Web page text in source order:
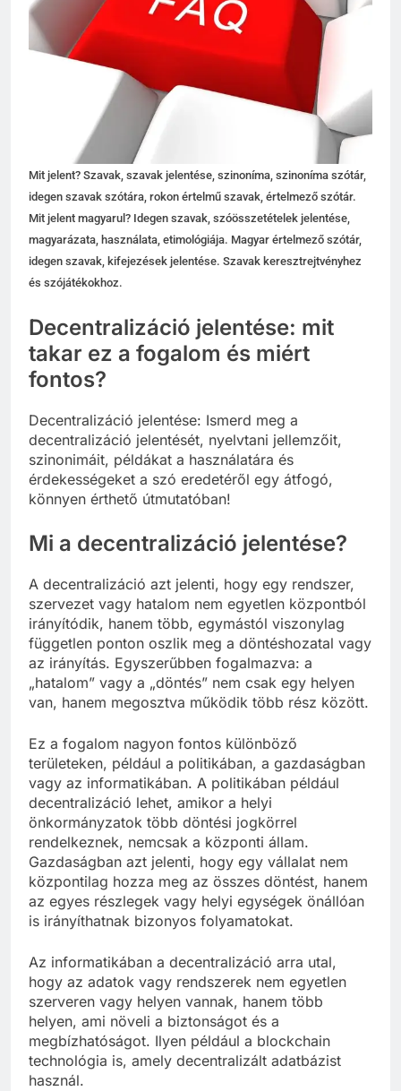
Mit jelent? Szavak, szavak jelentése, szinoníma, szinoníma szótár,
idegen szavak szótára, rokon értelmű szavak, értelmező szótár.
Mit jelent magyarul? Idegen szavak, szóösszetételek jelentése,
magyarázata, használata, etimológiája. Magyar értelmező szótár,
idegen szavak, kifejezések jelentése. Szavak keresztrejtvényhez
és szójátékokhoz.
Decentralizáció jelentése: mit
takar ez a fogalom és miért
fontos?
Decentralizáció jelentése: Ismerd meg a
decentralizáció jelentését, nyelvtani jellemzőit,
szinonimáit, példákat a használatára és
érdekességeket a szó eredetéről egy átfogó,
könnyen érthető útmutatóban!
Mi a decentralizáció jelentése?
A decentralizáció azt jelenti, hogy egy rendszer,
szervezet vagy hatalom nem egyetlen központból
irányítódik, hanem több, egymástól viszonylag
független ponton oszlik meg a döntéshozatal vagy
az irányítás. Egyszerűbben fogalmazva: a
„hatalom” vagy a „döntés” nem csak egy helyen
van, hanem megosztva működik több rész között.
Ez a fogalom nagyon fontos különböző
területeken, például a politikában, a gazdaságban
vagy az informatikában. A politikában például
decentralizáció lehet, amikor a helyi
önkormányzatok több döntési jogkörrel
rendelkeznek, nemcsak a központi állam.
Gazdaságban azt jelenti, hogy egy vállalat nem
központilag hozza meg az összes döntést, hanem
az egyes részlegek vagy helyi egységek önállóan
is irányíthatnak bizonyos folyamatokat.
Az informatikában a decentralizáció arra utal,
hogy az adatok vagy rendszerek nem egyetlen
szerveren vagy helyen vannak, hanem több
helyen, ami növeli a biztonságot és a
megbízhatóságot. Ilyen például a blockchain
technológia is, amely decentralizált adatbázist
használ.